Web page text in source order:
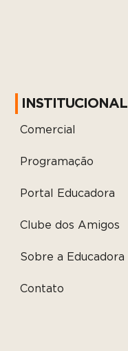
INSTITUCIONAL
Comercial
Programação
Portal Educadora
Clube dos Amigos
Sobre a Educadora
Contato